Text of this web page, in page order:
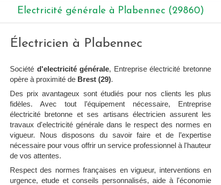
Electricité générale à Plabennec (29860)
Électricien à Plabennec
Société d'electricité générale, Entreprise électricité bretonne
opère à proximité de Brest (29).
Des prix avantageux sont étudiés pour nos clients les plus
fidèles. Avec tout l’équipement nécessaire, Entreprise
électricité bretonne et ses artisans électricien assurent les
travaux d'electricité générale dans le respect des normes en
vigueur. Nous disposons du savoir faire et de l’expertise
nécessaire pour vous offrir un service professionnel à l'hauteur
de vos attentes.
Respect des normes françaises en vigueur, interventions en
urgence, etude et conseils personnalisés, aide à l'économie